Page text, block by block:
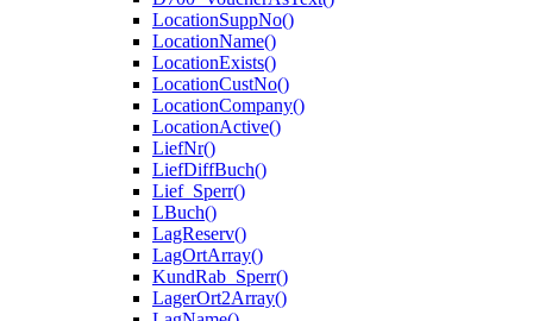
LocationSuppNo()
LocationName()
LocationExists()
LocationCustNo()
LocationCompany()
LocationActive()
LiefNr()
LiefDiffBuch()
Lief_Sperr()
LBuch()
LagReserv()
LagOrtArray()
KundRab_Sperr()
LagerOrt2Array()